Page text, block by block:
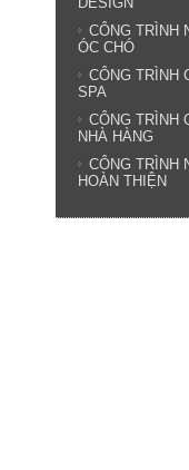
CÔNG TRÌNH
ÓC CHÓ
CÔNG TRÌNH
SPA
CÔNG TRÌNH
NHÀ HÀNG
CÔNG TRÌNH
HOÀN THIỆN